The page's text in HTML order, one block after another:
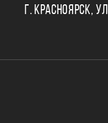
Г. КРАСНОЯРСК,